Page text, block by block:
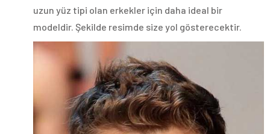
uzun yüz tipi olan erkekler için daha ideal bir
modeldir. Şekilde resimde size yol gösterecektir.